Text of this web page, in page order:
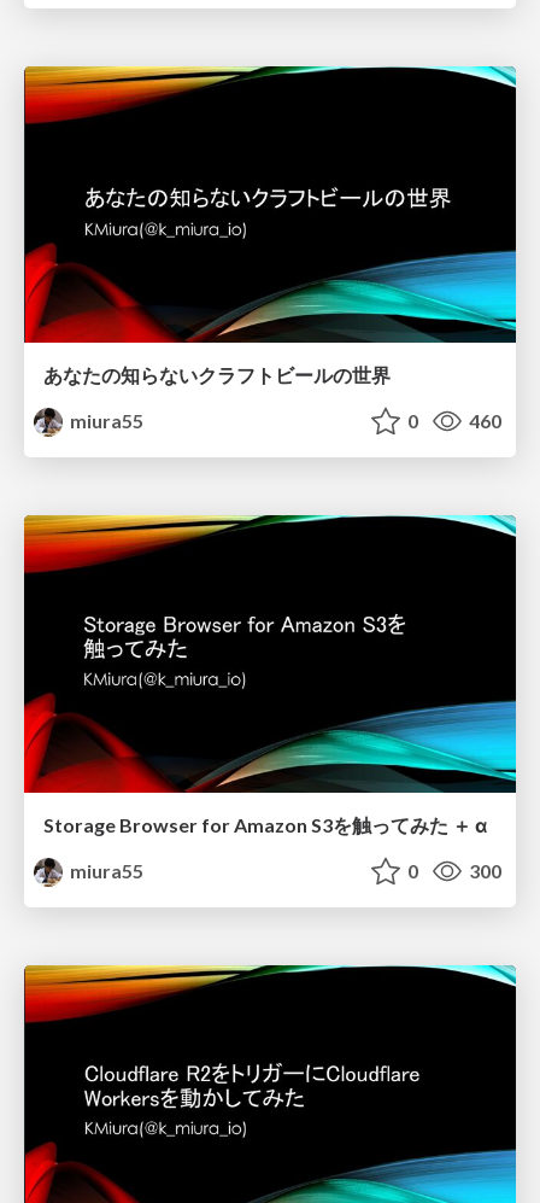
あなたの知らないクラフトビールの世界
miura55
0 460
Storage Browser for Amazon S3を触ってみた ＋ α
miura55
0 300